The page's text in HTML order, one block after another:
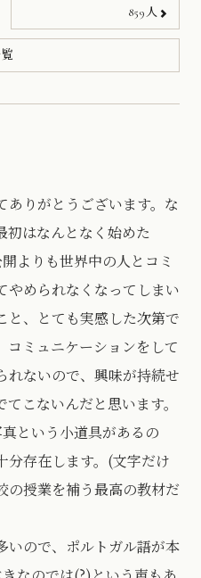
859人
ありがとうございます。な
初はなんとなく始めた
よりも世界中の人とコミ
やめられなくなってしまい
と、とても実感した次第で
コミュニケーションをして
れないので、興味が持続せ
こないんだと思います。
という小道具があるの
分存在します。(文字だけ
授業を補う最高の教材だ
いので、ポルトガル語が本